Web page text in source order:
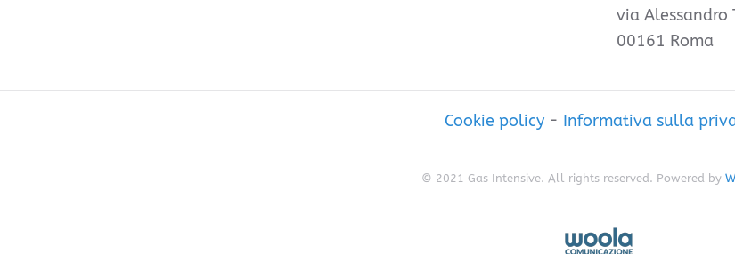
via Alessandro
00161 Roma
Cookie policy- Informativa sulla
© 2021 Gas Intensive. All rights reserved. Powered by